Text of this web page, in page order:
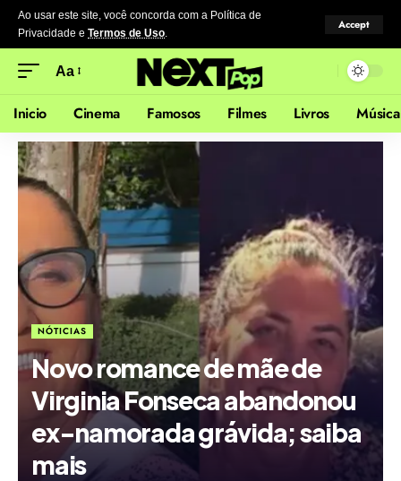
Ao usar este site, você concorda com a Política de
Privacidade e Termos de Uso.
Accept
Aa
Inicio Cinema Famosos Filmes Livros Música
NÓTICIAS
Novo romance de mãe de
Virginia Fonseca abandonou
ex-namorada grávida; saiba
mais